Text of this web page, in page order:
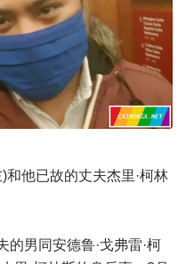
和他已故的丈夫杰里·柯林
男同安德鲁·戈弗雷·柯